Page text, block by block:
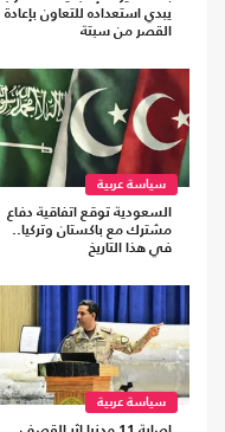
يبدي استعداده للتعاون بإعادة
القصر من سبتة
سياسة عربية
السعودية توقع اتفاقية دفاع
مشترك مع باكستان وتركيا..
في هذا التاريخ
سياسة عربية